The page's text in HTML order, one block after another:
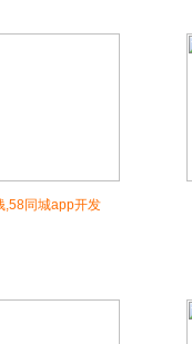
,58同城app开发